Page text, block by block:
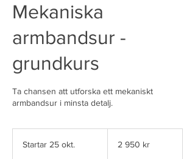
Mekaniska
armbandsur -
grundkurs
Ta chansen att utforska ett mekaniskt
armbandsur i minsta detalj.
Startar 25 okt.
kronor2 950 kr